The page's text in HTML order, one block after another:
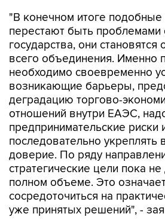
"В конечном итоге
перестают быть проблемами
государства, они
всего объединения. Именно
необходимо своевременно
возникающие барьеры,
деградацию торгово-
отношений внутри ЕАЭС,
предпринимательские риски
последовательно укреплять
доверие. По ряду
стратегические цели пока не
полном объеме. Это
сосредоточиться на
уже принятых решений", -